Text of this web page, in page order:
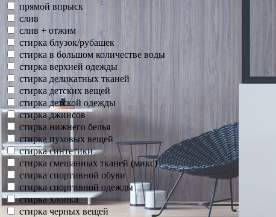
прямой впрыск
слив
слив + отжим
стирка блузок/рубашек
стирка в большом количестве воды
стирка верхней одежды
стирка деликатных тканей
стирка детских вещей
стирка детской одежды
стирка джинсов
стирка нижнего белья
стирка пуховых вещей
стирка синтетики
стирка смешанных тканей (микс)
стирка спортивной обуви
стирка спортивной одежды
стирка хлопка
стирка черных вещей